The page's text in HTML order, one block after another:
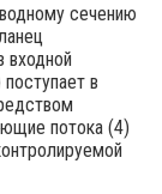
сечению
входной
в
потока (4)